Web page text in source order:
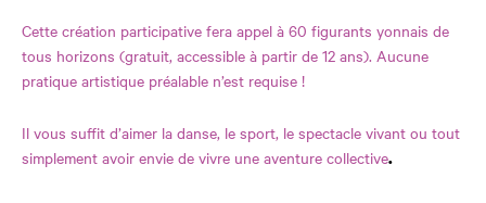
Cette création participative fera appel à 60 figurants yonnais de
tous horizons (gratuit, accessible à partir de 12 ans). Aucune
pratique artistique préalable n’est requise !
Il vous suffit d’aimer la danse, le sport, le spectacle vivant ou tout
simplement avoir envie de vivre une aventure collective.